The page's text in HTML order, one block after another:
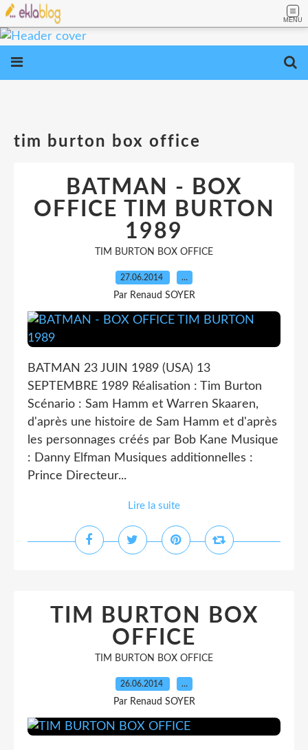
MENU
tim burton box office
BATMAN - BOX
OFFICE TIM BURTON
1989
TIM BURTON BOX OFFICE
27.06.2014 …
Par Renaud SOYER
BATMAN 23 JUIN 1989 (USA) 13
SEPTEMBRE 1989 Réalisation : Tim Burton
Scénario : Sam Hamm et Warren Skaaren,
d'après une histoire de Sam Hamm et d'après
les personnages créés par Bob Kane Musique
: Danny Elfman Musiques additionnelles :
Prince Directeur...
Lire la suite
TIM BURTON BOX
OFFICE
TIM BURTON BOX OFFICE
26.06.2014 …
Par Renaud SOYER